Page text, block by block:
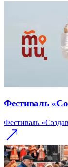
Фестиваль
Фестиваль